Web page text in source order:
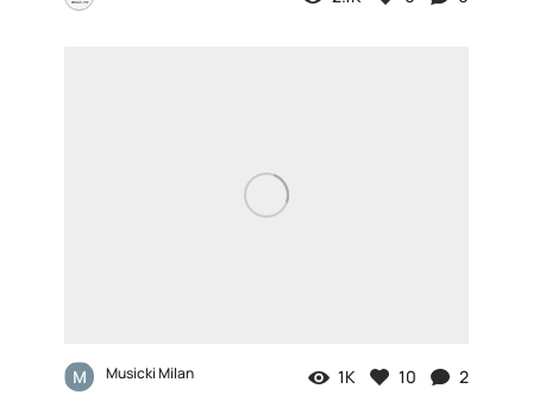
Musicki Milan 1K 10 2